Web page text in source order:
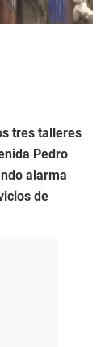
tres talleres
Pedro
alarma
de